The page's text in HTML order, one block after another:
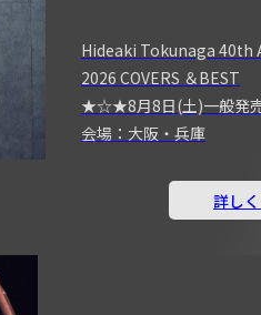
Hideaki Tokunaga 40th
2026 COVERS ＆BEST
★☆★8月8日(土)一般
会場：大阪・兵庫
詳し